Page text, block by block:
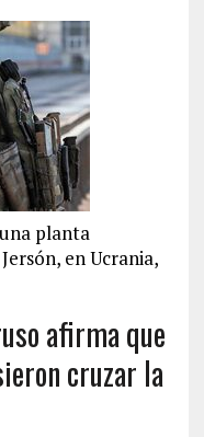
planta
en Ucrania,
afirma que
cruzar la